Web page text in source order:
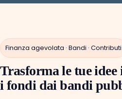
Finanza agevolata · Bandi · Contributi
Trasforma le tue
i fondi dai bandi